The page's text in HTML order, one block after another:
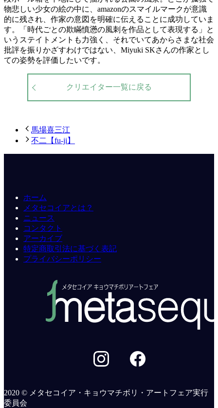
物悲しい少女の絵の中に、amazonのスマイルマークが意識
的に残され、作家の意図を明確に伝えることに成功していま
す。「時代ごとの欺瞞憤懣の風刺を作品として表現する」と
いうステイトメントも力強く、それでいてあからさまな社会
批評を振りかざすわけではない、Miyuki SKさんの作家とし
ての姿勢を評価したいです。
クリエイター一覧に戻る
馬場喜三江
不二【fu-ji】
ホーム
メタセコイアとは？
ニュース
コンタクト
アーカイブ
特定商取引法に基づく表記
プライバシーポリシー
2020 © メタセコイア・キョウマチボリ・アートフェア実行
委員会